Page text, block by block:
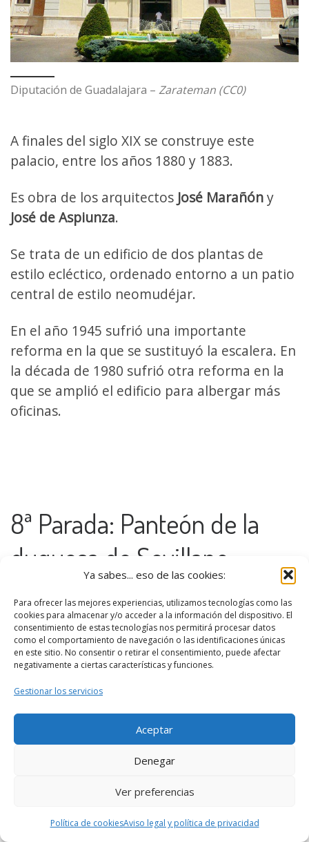
Ya sabes... eso de las cookies:
Para ofrecer las mejores experiencias, utilizamos tecnologías como las
cookies para almacenar y/o acceder a la información del dispositivo. El
consentimiento de estas tecnologías nos permitirá procesar datos
como el comportamiento de navegación o las identificaciones únicas
en este sitio. No consentir o retirar el consentimiento, puede afectar
negativamente a ciertas características y funciones.
Gestionar los servicios
Aceptar
Denegar
Ver preferencias
Política de cookiesAviso legal y política de privacidad
Diputación de Guadalajara – Zarateman (CC0)
A finales del siglo XIX se construye este
palacio, entre los años 1880 y 1883.
Es obra de los arquitectos José Marañóny
José de Aspiunza.
Se trata de un edificio de dos plantas de
estilo ecléctico, ordenado entorno a un patio
central de estilo neomudéjar.
En el año 1945 sufrió una importante
reforma en la que se sustituyó la escalera. En
la década de 1980 sufrió otra reforma en la
que se amplió el edificio para albergar más
oficinas.
8ª Parada: Panteón de la
duquesa de Sevillano
Haz clic en «Estoy de acuerdo» para activar
Google maps
Estoy de acuerdo
llegamos alPanteón de la duquesa de